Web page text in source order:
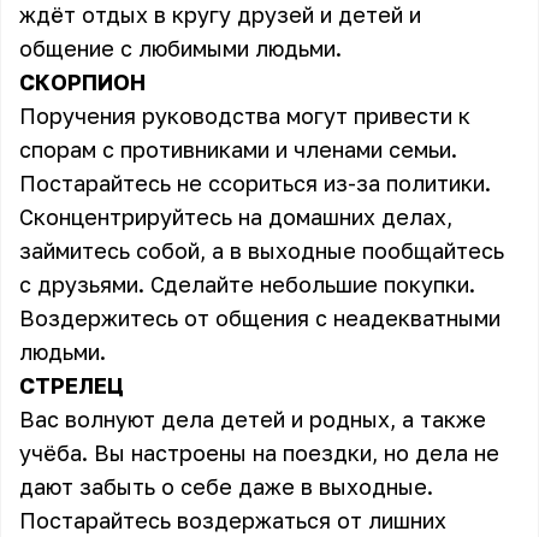
ждёт отдых в кругу друзей и детей и
общение с любимыми людьми.
СКОРПИОН
Поручения руководства могут привести к
спорам с противниками и членами семьи.
Постарайтесь не ссориться из-за политики.
Сконцентрируйтесь на домашних делах,
займитесь собой, а в выходные пообщайтесь
с друзьями. Сделайте небольшие покупки.
Воздержитесь от общения с неадекватными
людьми.
СТРЕЛЕЦ
Вас волнуют дела детей и родных, а также
учёба. Вы настроены на поездки, но дела не
дают забыть о себе даже в выходные.
Постарайтесь воздержаться от лишних